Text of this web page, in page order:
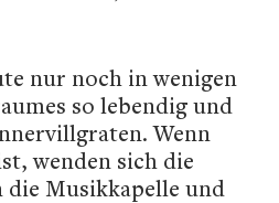
nur noch in wenigen
so lebendig und
Wenn
wenden sich die
Musikkapelle und